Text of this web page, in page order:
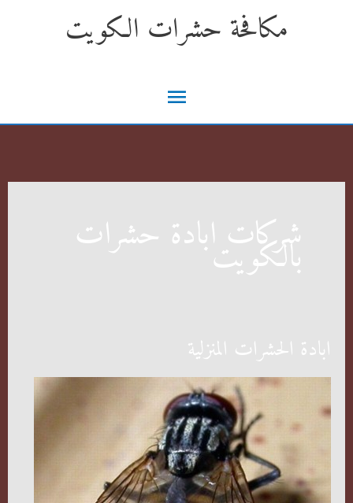
مكافحة حشرات الكويت
القائمة
الرئيسية
شركات ابادة حشرات
بالكويت
ابادة الحشرات المنزلية